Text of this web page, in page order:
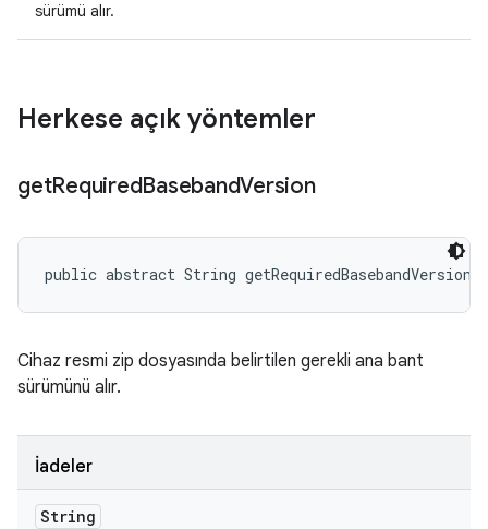
sürümü alır.
Herkese açık yöntemler
getRequiredBasebandVersion
public abstract String getRequiredBasebandVersion
Cihaz resmi zip dosyasında belirtilen gerekli ana bant
sürümünü alır.
İadeler
String